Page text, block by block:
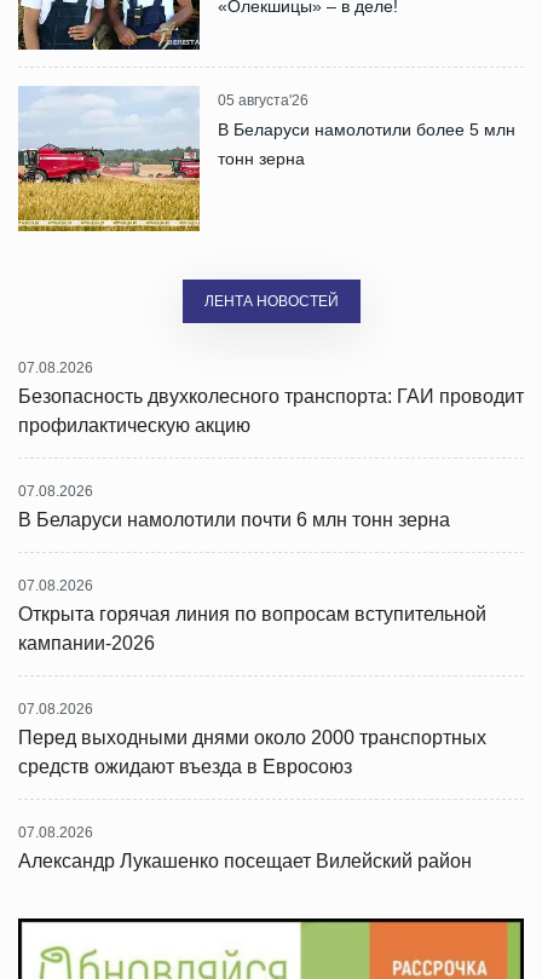
«Олекшицы» – в деле!
05 августа'26
В Беларуси намолотили более 5 млн
тонн зерна
ЛЕНТА НОВОСТЕЙ
07.08.2026
Безопасность двухколесного транспорта: ГАИ проводит
профилактическую акцию
07.08.2026
В Беларуси намолотили почти 6 млн тонн зерна
07.08.2026
Открыта горячая линия по вопросам вступительной
кампании-2026
07.08.2026
Перед выходными днями около 2000 транспортных
средств ожидают въезда в Евросоюз
07.08.2026
Александр Лукашенко посещает Вилейский район